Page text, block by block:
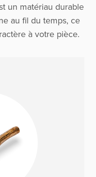
un matériau durable
au fil du temps, ce
à votre pièce.